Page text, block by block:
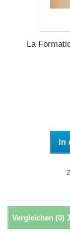
La
In
Vergleichen (0)